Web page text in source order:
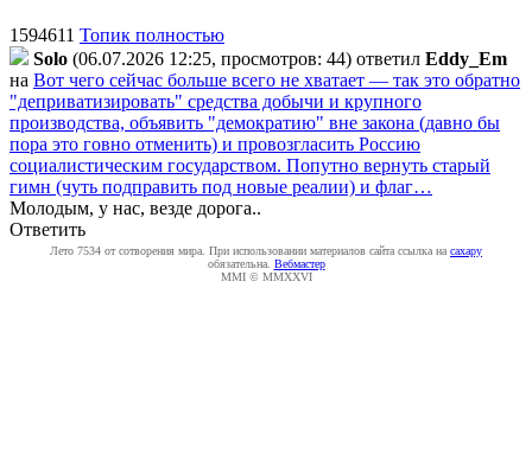
1594611 Топик полностью
Solo (06.07.2026 12:25, просмотров: 44) ответил Eddy_Em
на Вот чего сейчас больше всего не хватает — так это обратно
"деприватизировать" средства добычи и крупного
производства, объявить "демократию" вне закона (давно бы
пора это говно отменить) и провозгласить Россию
социалистическим государством. Попутно вернуть старый
гимн (чуть подправить под новые реалии) и флаг…
Молодым, у нас, везде дорога..
Ответить
Лето 7534 от сотворения мира. При использовании материалов сайта ссылка на caxapу
обязательна. Вебмастер
MMI © MMXXVI